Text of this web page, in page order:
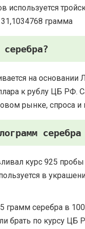
грамма
на
к рублу ЦБ РФ.
рынке, спроса и
курс 925
в
грамм серебра в
брать по курсу